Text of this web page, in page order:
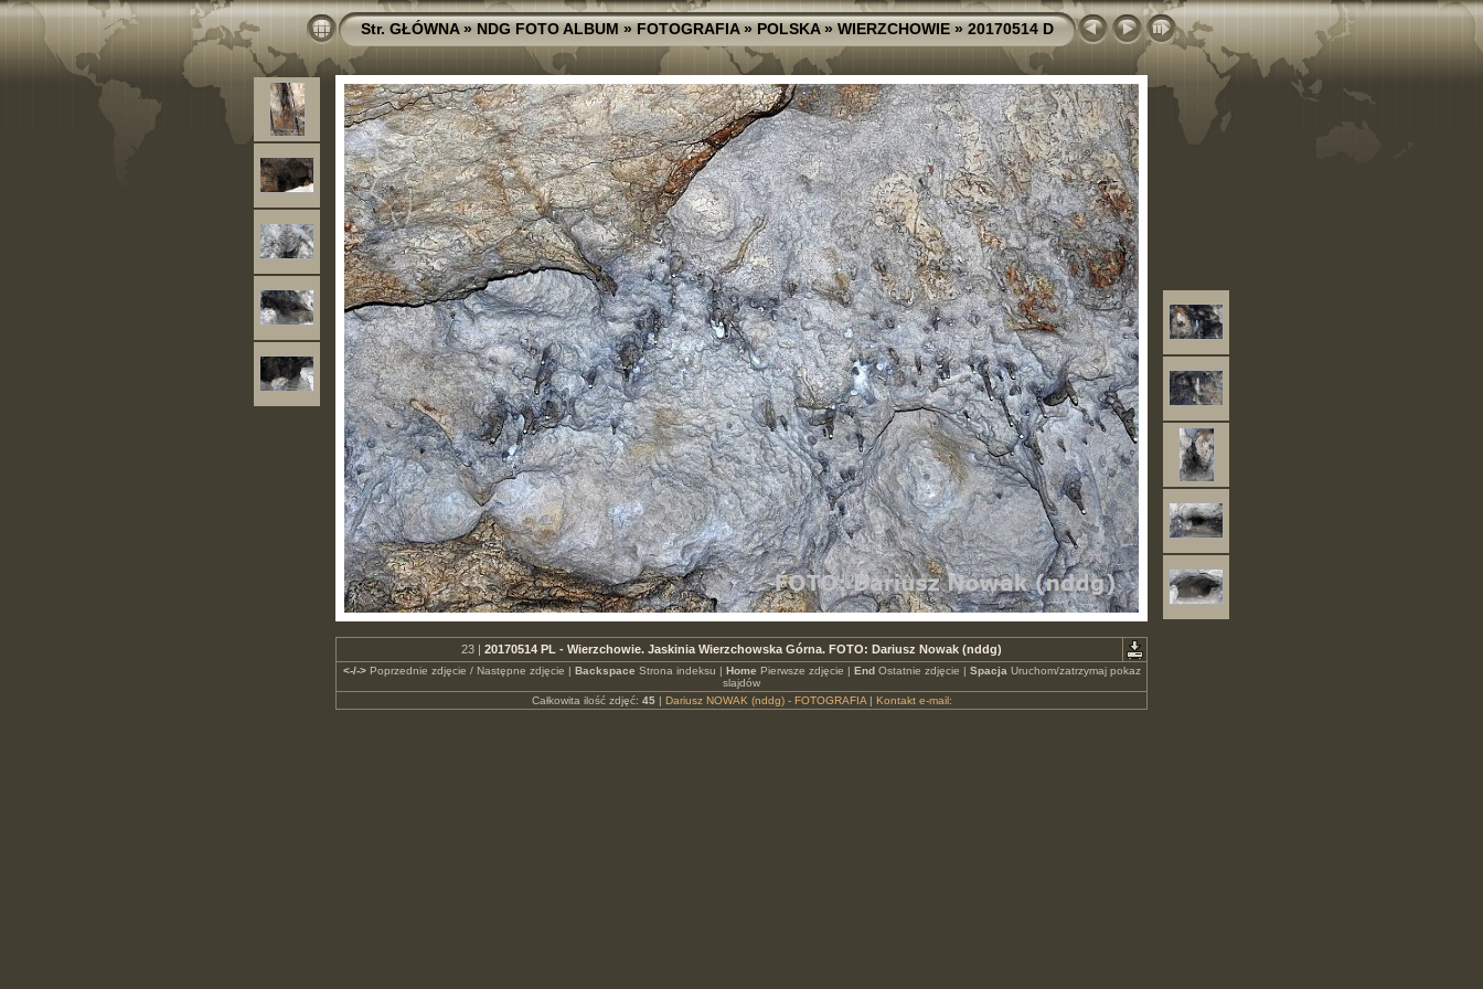
Str. GŁÓWNA»NDG FOTO ALBUM»FOTOGRAFIA»POLSKA»WIERZCHOWIE»20170514 D
23 | 20170514 PL - Wierzchowie. Jaskinia Wierzchowska Górna. FOTO: Dariusz Nowak (nddg)
<-/->Poprzednie zdjęcie / Następne zdjęcie | Backspace Strona indeksu | Home Pierwsze zdjęcie | EndOstatnie zdjęcie | Spacja Uruchom/zatrzymaj pokaz
slajdów
Całkowita ilość zdjęć: 45| Dariusz NOWAK (nddg) - FOTOGRAFIA| Kontakt e-mail: